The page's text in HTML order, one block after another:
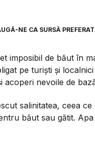
NE CA SURSĂ
imposibil de băut în
pe turişti şi
nevoile de
salinitatea, ceea
băut sau gătit.